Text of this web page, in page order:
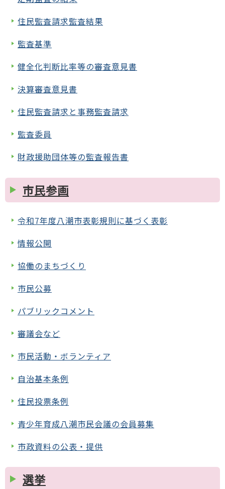
住民監査請求監査結果
監査基準
健全化判断比率等の審査意見書
決算審査意見書
住民監査請求と事務監査請求
監査委員
財政援助団体等の監査報告書
市民参画
令和7年度八潮市表彰規則に基づく表彰
情報公開
協働のまちづくり
市民公募
パブリックコメント
審議会など
市民活動・ボランティア
自治基本条例
住民投票条例
青少年育成八潮市民会議の会員募集
市政資料の公表・提供
選挙